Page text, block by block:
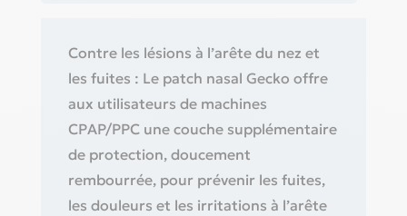
Contre les lésions à l’arête du nez et
les fuites : Le patch nasal Gecko offre
aux utilisateurs de machines
CPAP/PPC une couche supplémentaire
de protection, doucement
rembourrée, pour prévenir les fuites,
les douleurs et les irritations à l’arête